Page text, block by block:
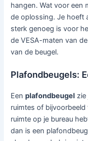
hangen. Wat voor een
de oplossing. Je hoeft
sterk genoeg is voor
de VESA-maten van
van de beugel.
Plafondbeugels:
Eenplafondbeugel zie
ruimtes of bijvoorbeeld
ruimte op je bureau
dan is een